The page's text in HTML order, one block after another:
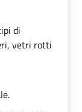
di
vetri rotti